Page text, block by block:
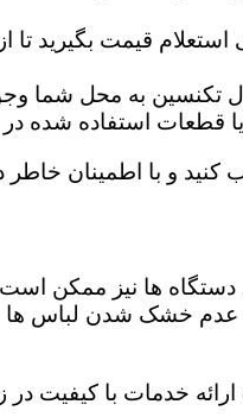
قیمت بگیرید
تکنسین به محل شما
استفاده شده در
کنید و با اطمینان خاطر
دستگاه ها نیز ممکن
عدم خشک شدن لباس
خدمات با کیفیت در